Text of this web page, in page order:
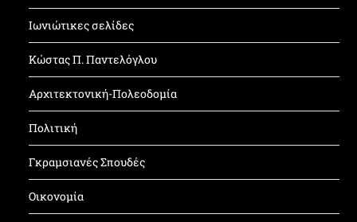
Ιωνιώτικες σελίδες
Κώστας Π. Παντελόγλου
Αρχιτεκτονική-Πολεοδομία
Πολιτική
Γκραμσιανές Σπουδές
Οικονομία